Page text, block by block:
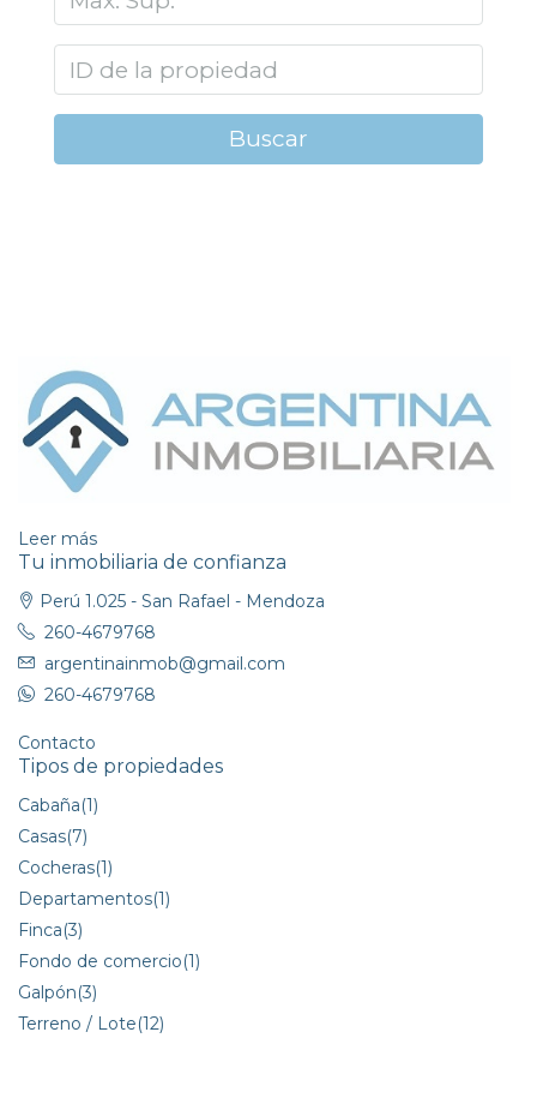
Buscar
Leer más
Tu inmobiliaria de confianza
Perú 1.025 - San Rafael - Mendoza
260-4679768
argentinainmob@gmail.com
260-4679768
Contacto
Tipos de propiedades
Cabaña(1)
Casas(7)
Cocheras(1)
Departamentos(1)
Finca(3)
Fondo de comercio(1)
Galpón(3)
Terreno / Lote(12)